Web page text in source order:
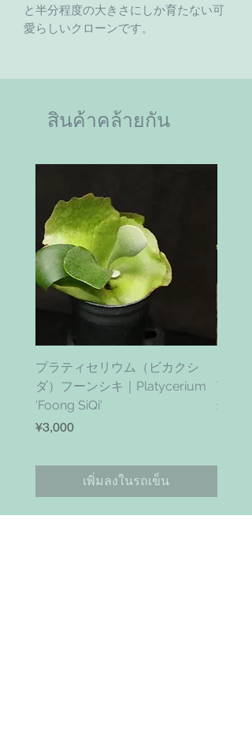
と半分程度の大きさにしか育たない可
愛らしいクローンです。
สินค้าคล้ายกัน
プラティセリウム（ビカクシ
ダ）フーンシキ｜Platycerium
'Foong SiQi'
ราคา
¥3,000
เพิ่มลงในรถเข็น
ราคา
¥4,800